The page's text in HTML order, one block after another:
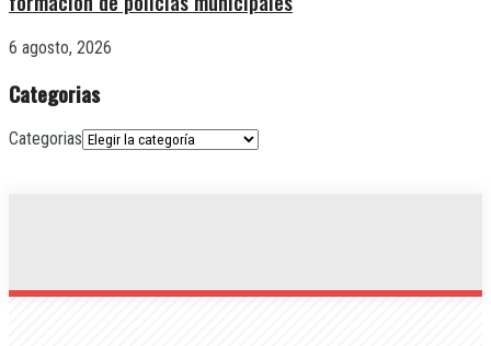
6 agosto, 2026
Categorias
Categorias